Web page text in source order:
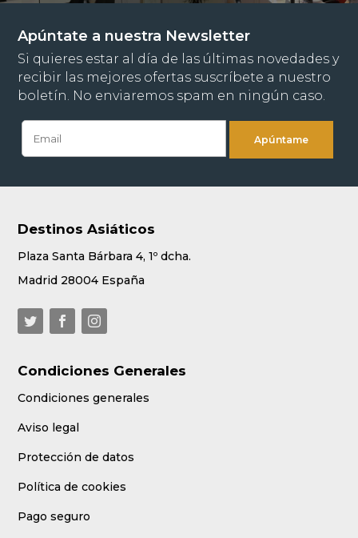
Apúntate a nuestra Newsletter
Si quieres estar al día de las últimas novedades y
recibir las mejores ofertas suscríbete a nuestro
boletín. No enviaremos spam en ningún caso.
Destinos Asiáticos
Plaza Santa Bárbara 4, 1º dcha.
Madrid 28004 España
Condiciones Generales
Condiciones generales
Aviso legal
Protección de datos
Política de cookies
Pago seguro